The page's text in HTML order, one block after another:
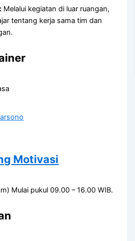
Melalui kegiatan di luar ruangan,
tentang kerja sama tim dan
Motivasi
Mulai pukul 09.00 – 16.00 WIB.